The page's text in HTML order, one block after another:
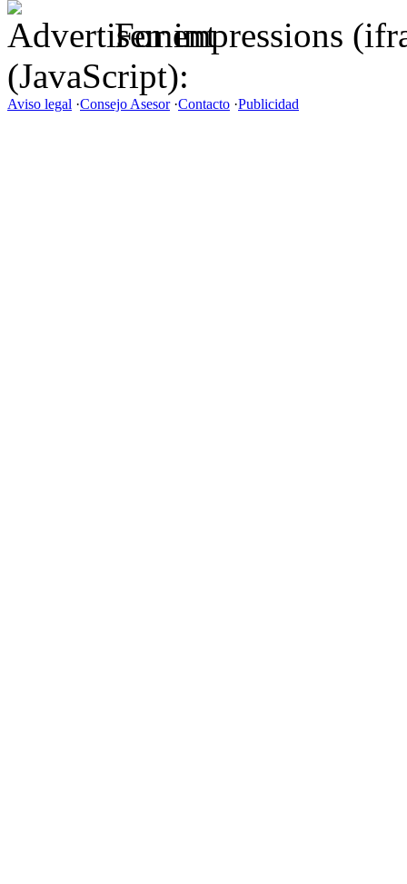
For impressions
(JavaScript):
Aviso legal ·Consejo Asesor·Contacto ·Publicidad